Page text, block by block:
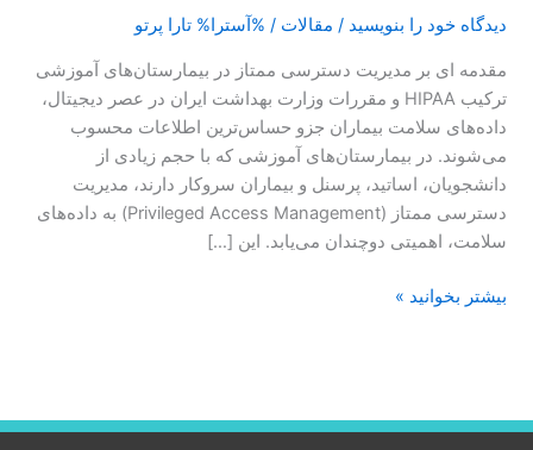
دیدگاه‌ خود را بنویسید / مقالات / %آسترا% تارا پرتو
مقدمه ای بر مدیریت دسترسی ممتاز در بیمارستان‌های آموزشی
ترکیب HIPAA و مقررات وزارت بهداشت ایران در عصر دیجیتال،
داده‌های سلامت بیماران جزو حساس‌ترین اطلاعات محسوب
می‌شوند. در بیمارستان‌های آموزشی که با حجم زیادی از
دانشجویان، اساتید، پرسنل و بیماران سروکار دارند، مدیریت
دسترسی ممتاز (Privileged Access Management) به داده‌های
سلامت، اهمیتی دوچندان می‌یابد. این […]
بیشتر بخوانید »